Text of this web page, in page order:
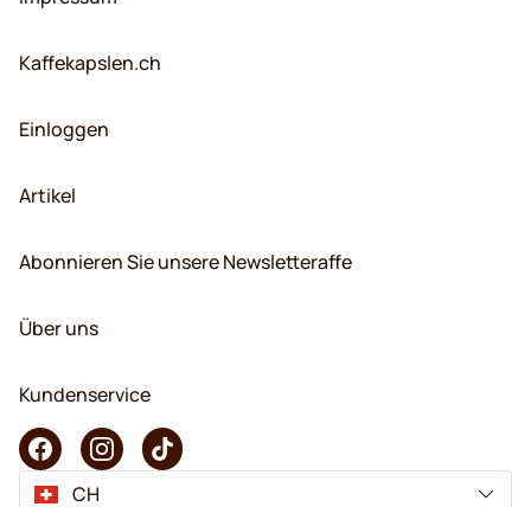
Kaffekapslen.ch
Einloggen
Artikel
Abonnieren Sie unsere Newsletteraffe
Über uns
Kundenservice
CH